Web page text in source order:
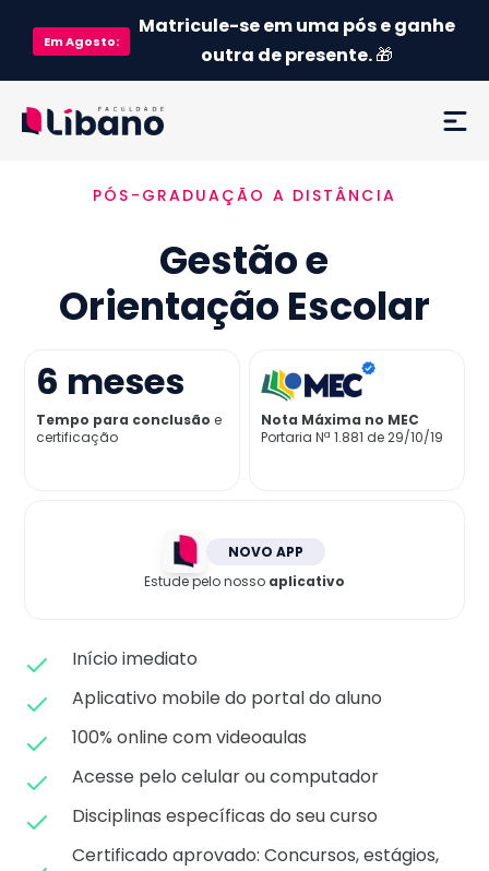
EmAgosto:
Matricule-se em uma pós e ganhe
outra de presente.🎁
Ementa
Como funciona
Credenciamento MEC
Preço
Já sou aluno
PÓS-GRADUAÇÃO A DISTÂNCIA
Gestão e
Orientação Escolar
6 meses
Tempo para conclusão e
certificação
Nota Máxima no MEC
Portaria Nª 1.881 de 29/10/19
NOVO APP
Estude pelo nosso aplicativo
Início imediato
Aplicativo mobile do portal do aluno
100% online com videoaulas
Acesse pelo celular ou computador
Disciplinas específicas do seu curso
Certificado aprovado: Concursos, estágios,